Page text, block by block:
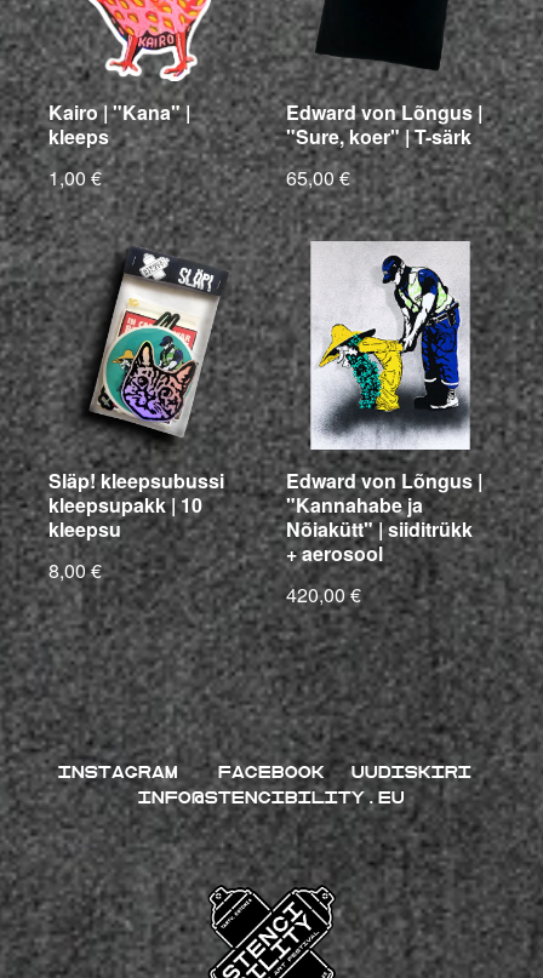
Kairo | "Kana" |
kleeps
1,00 €
Edward von Lõngus |
"Sure, koer" | T-särk
65,00 €
Släp! kleepsubussi
kleepsupakk | 10
kleepsu
8,00 €
Edward von Lõngus |
"Kannahabe ja
Nõiakütt" | siiditrükk
+ aerosool
420,00 €
INSTAGRAM FACEBOOK
UUDISKIRI
INFO@STENCIBILITY.EU